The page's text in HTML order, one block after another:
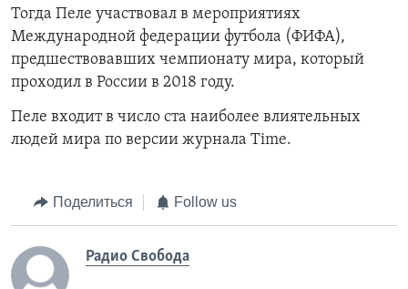
Тогда Пеле участвовал в мероприятиях
Международной федерации футбола (ФИФА),
предшествовавших чемпионату мира, который
проходил в России в 2018 году.
Пеле входит в число ста наиболее влиятельных
людей мира по версии журнала Time.
Поделиться Follow us
Радио Свобода